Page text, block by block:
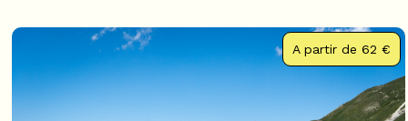
A partir de 62 €